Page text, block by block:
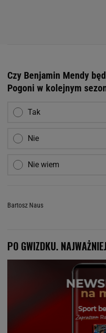
Czy Benjamin Mendy
Pogoni w kolejnym
Tak
Nie
Nie wiem
Bartosz Naus